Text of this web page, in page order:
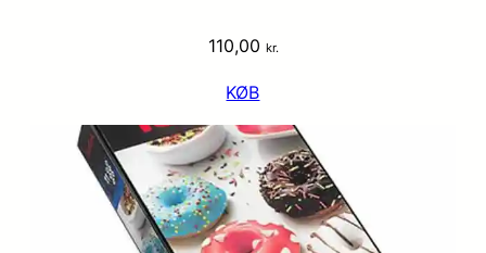
110,00 kr.
KØB